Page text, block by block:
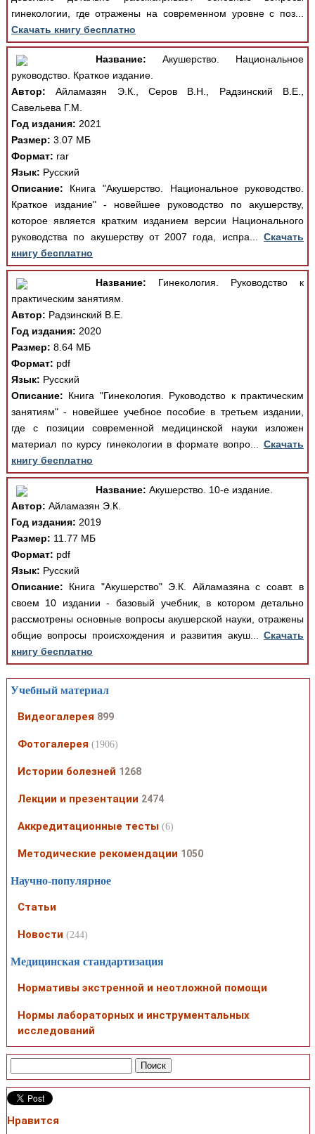
гинекологии, где отражены на современном уровне с поз...
Скачать книгу бесплатно
Название: Акушерство. Национальное
руководство. Краткое издание.
Автор: Айламазян Э.К., Серов В.Н., Радзинский В.Е.,
Савельева Г.М.
Год издания: 2021
Размер: 3.07 МБ
Формат: rar
Язык: Русский
Описание: Книга "Акушерство. Национальное руководство.
Краткое издание" - новейшее руководство по акушерству,
которое является кратким изданием версии Национального
руководства по акушерству от 2007 года, испра...Скачать
книгу бесплатно
Название: Гинекология. Руководство к
практическим занятиям.
Автор: Радзинский В.Е.
Год издания: 2020
Размер: 8.64 МБ
Формат: pdf
Язык: Русский
Описание: Книга "Гинекология. Руководство к практическим
занятиям" - новейшее учебное пособие в третьем издании,
где с позиции современной медицинской науки изложен
материал по курсу гинекологии в формате вопро...Скачать
книгу бесплатно
Название: Акушерство. 10-е издание.
Автор: Айламазян Э.К.
Год издания: 2019
Размер: 11.77 МБ
Формат: pdf
Язык: Русский
Описание: Книга "Акушерство" Э.К. Айламазяна с соавт. в
своем 10 издании - базовый учебник, в котором детально
рассмотрены основные вопросы акушерской науки, отражены
общие вопросы происхождения и развития акуш...Скачать
книгу бесплатно
Учебный материал
Видеогалерея 899
Фотогалерея (1906)
Истории болезней 1268
Лекции и презентации 2474
Аккредитационные тесты (6)
Методические рекомендации 1050
Научно-популярное
Статьи
Новости (244)
Медицинская стандартизация
Нормативы экстренной и неотложной помощи
Нормы лабораторных и инструментальных
исследований
Нравится